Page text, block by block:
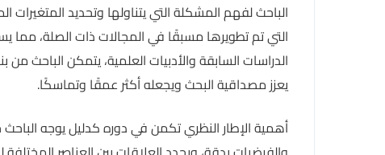
الباحث لفهم المشكلة التي يتناولها وتحديد
التي تم تطويرها مسبقًا في المجالات ذات الصلة،
الدراسات السابقة والأدبيات العلمية، يتمكن الباحث
يعزز مصداقية البحث ويجعله أكثر عمقًا وتماسكًا.
أهمية الإطار النظري تكمن في دوره كدليل يوجه